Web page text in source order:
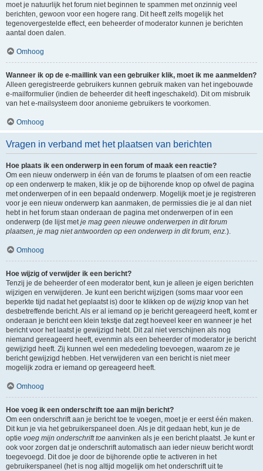
moet je natuurlijk het forum niet beginnen te spammen met onzinnig veel
berichten, gewoon voor een hogere rang. Dit heeft zelfs mogelijk het
tegenovergestelde effect, een beheerder of moderator kunnen je berichten
aantal doen dalen.
Omhoog
Wanneer ik op de e-maillink van een gebruiker klik, moet ik me aanmelden?
Alleen geregistreerde gebruikers kunnen gebruik maken van het ingebouwde
e-mailformulier (indien de beheerder dit heeft ingeschakeld). Dit om misbruik
van het e-mailsysteem door anonieme gebruikers te voorkomen.
Omhoog
Vragen in verband met het plaatsen van berichten
Hoe plaats ik een onderwerp in een forum of maak een reactie?
Om een nieuw onderwerp in één van de forums te plaatsen of om een reactie
op een onderwerp te maken, klik je op de bijhorende knop op ofwel de pagina
met onderwerpen of in een bepaald onderwerp. Mogelijk moet je je registreren
voor je een nieuw onderwerp kan aanmaken, de permissies die je al dan niet
hebt in het forum staan onderaan de pagina met onderwerpen of in een
onderwerp (de lijst metje mag geen nieuwe onderwerpen in dit forum
plaatsen, je mag niet antwoorden op een onderwerp in dit forum, enz.).
Omhoog
Hoe wijzig of verwijder ik een bericht?
Tenzij je de beheerder of een moderator bent, kun je alleen je eigen berichten
wijzigen en verwijderen. Je kunt een bericht wijzigen (soms maar voor een
beperkte tijd nadat het geplaatst is) door te klikken op de wijzig knop van het
desbetreffende bericht. Als er al iemand op je bericht gereageerd heeft, komt er
onderaan je bericht een klein tekstje dat zegt hoeveel keer en wanneer je het
bericht voor het laatst je gewijzigd hebt. Dit zal niet verschijnen als nog
niemand gereageerd heeft, evenmin als een beheerder of moderator je bericht
gewijzigd heeft. Zij kunnen wel een mededeling toevoegen, waarom ze je
bericht gewijzigd hebben. Het verwijderen van een bericht is niet meer
mogelijk zodra er iemand op gereageerd heeft.
Omhoog
Hoe voeg ik een onderschrift toe aan mijn bericht?
Om een onderschrift aan je bericht toe te voegen, moet je er eerst één maken.
Dit kun je via het gebruikerspaneel doen. Als je dit gedaan hebt, kun je de
optie voeg mijn onderschrift toe aanvinken als je een bericht plaatst. Je kunt er
ook voor zorgen dat je onderschrift automatisch aan ieder nieuw bericht wordt
toegevoegd. Dit doe je door de bijhorende optie te activeren in het
gebruikerspaneel (het is nog altijd mogelijk om het onderschrift uit te